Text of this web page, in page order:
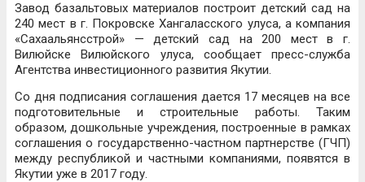
Завод базальтовых материалов построит детский сад на
240 мест в г. Покровске Хангаласского улуса, а компания
«Сахаальянсстрой» — детский сад на 200 мест в г.
Вилюйске Вилюйского улуса, сообщает пресс-служба
Агентства инвестиционного развития Якутии.
Со дня подписания соглашения дается 17 месяцев на все
подготовительные и строительные работы. Таким
образом, дошкольные учреждения, построенные в рамках
соглашения о государственно-частном партнерстве (ГЧП)
между республикой и частными компаниями, появятся в
Якутии уже в 2017 году.